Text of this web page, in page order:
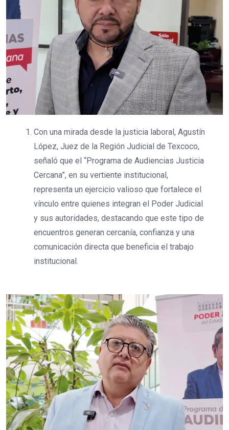
Con una mirada desde la justicia laboral, Agustín
López, Juez de la Región Judicial de Texcoco,
señaló que el “Programa de Audiencias Justicia
Cercana”, en su vertiente institucional,
representa un ejercicio valioso que fortalece el
vínculo entre quienes integran el Poder Judicial
y sus autoridades, destacando que este tipo de
encuentros generan cercanía, confianza y una
comunicación directa que beneficia el trabajo
institucional.